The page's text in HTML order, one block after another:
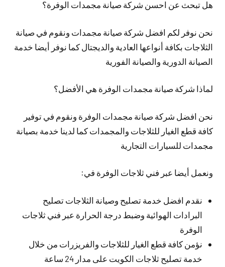
هل تبحث عن احسن شركة صيانة مجمدات الوفرة؟
نحن نوفر لكم افضل شركة صيانة مجمدات ونقوم في صيانة
الثلاجات بكافة أنواعها العادية والديجتال كما نوفر أيضا خدمة
الصيانة الدورية والصيانة الفورية
لماذا شركة صيانة مجمدات الوفرة هي الأفضل؟
نحن افضل شركة صيانة مجمدات الوفرة ونقوم في توفير
كافة قطع الغيار للثلاجات والمجمدات كما لدينا خدمة بصيانة
مجمدات للسيارات التجارية
ونعمل أيضا عبر فني ثلاجات الوفرة في:
نقدم افضل خدمة تصليح وصيانة الثلاجات تصليح
البرادات الهوائية وضبط درجة الحرارة عبر فني ثلاجات
الوفرة
نؤمن كافة قطع الغيار للثلاجات والفريزرات من خلال
خدمة تصليح ثلاجات الكويت على مدار 24 ساعة